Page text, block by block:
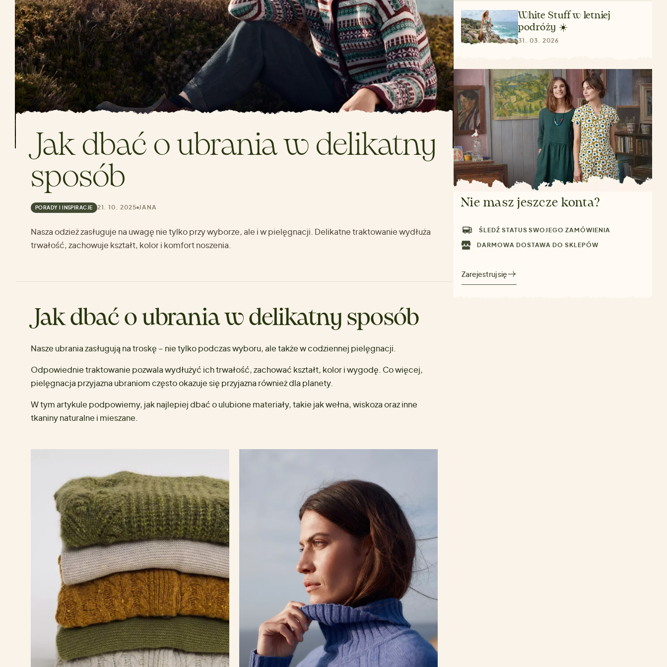
Jak dbać o ubrania w delikatny
sposób
PORADY I INSPIRACJE 21. 10. 2025 JANA
Nasza odzież zasługuje na uwagę nie tylko przy wyborze, ale i w pielęgnacji. Delikatne traktowanie wydłuża
trwałość, zachowuje kształt, kolor i komfort noszenia.
Jak dbać o ubrania w delikatny sposób
Nasze ubrania zasługują na troskę – nie tylko podczas wyboru, ale także w codziennej pielęgnacji.
Odpowiednie traktowanie pozwala wydłużyć ich trwałość, zachować kształt, kolor i wygodę. Co więcej,
pielęgnacja przyjazna ubraniom często okazuje się przyjazna również dla planety.
W tym artykule podpowiemy, jak najlepiej dbać o ulubione materiały, takie jak wełna, wiskoza oraz inne
tkaniny naturalne i mieszane.
White Stuff w letniej
podróży ☀️
31. 03. 2026
Nie masz jeszcze konta?
ŚLEDŹ STATUS SWOJEGO ZAMÓWIENIA
DARMOWA DOSTAWA DO SKLEPÓW
Zarejestruj się